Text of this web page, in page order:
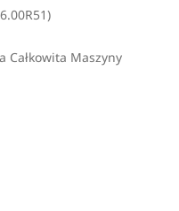
Całkowita Maszyny